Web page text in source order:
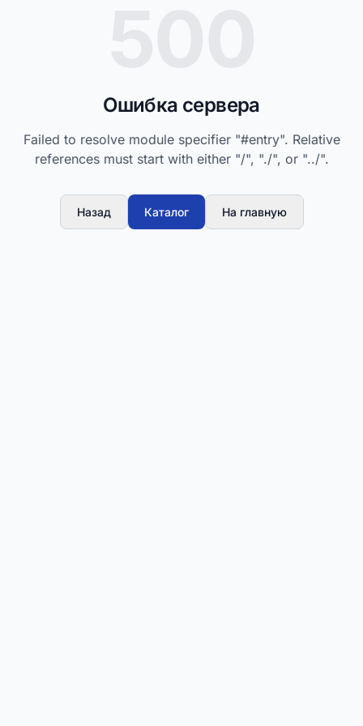
Ошибка сервера
Failed to resolve module specifier "#entry". Relative
references must start with either "/", "./", or "../".
Назад Каталог На главную